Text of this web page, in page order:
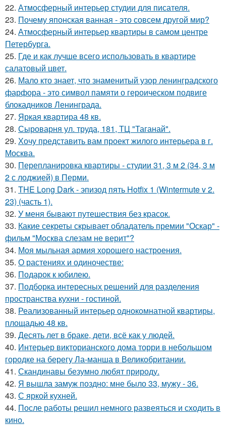
22. Атмосферный интерьер студии для писателя.
23. Почему японская ванная - это совсем другой мир?
24. Атмосферный интерьер квартиры в самом центре
Петербурга.
25. Где и как лучше всего использовать в квартире
салатовый цвет.
26. Мало кто знает, что знаменитый узор ленинградского
фарфора - это символ памяти о героическом подвиге
блокадников Ленинграда.
27. Яркая квартира 48 кв.
28. Сыроварня ул. труда, 181, ТЦ "Таганай".
29. Хочу представить вам проект жилого интерьера в г.
Москва.
30. Перепланировка квартиры - студии 31, 3 м 2 (34, 3 м
2 с лоджией) в Перми.
31. THE Long Dark - эпизод пять Hotfix 1 (Wintermute v 2.
23) (часть 1).
32. У меня бывают путешествия без красок.
33. Какие секреты скрывает обладатель премии "Оскар" -
фильм "Москва слезам не верит"?
34. Моя мыльная армия хорошего настроения.
35. О растениях и одиночестве:
36. Подарок к юбилею.
37. Подборка интересных решений для разделения
пространства кухни - гостиной.
38. Реализованный интерьер однокомнатной квартиры,
площадью 48 кв.
39. Десять лет в браке, дети, всё как у людей.
40. Интерьер викторианского дома торри в небольшом
городке на берегу Ла-манша в Великобритании.
41. Скандинавы безумно любят природу.
42. Я вышла замуж поздно: мне было 33, мужу - 36.
43. С яркой кухней.
44. После работы решил немного развеяться и сходить в
кино.